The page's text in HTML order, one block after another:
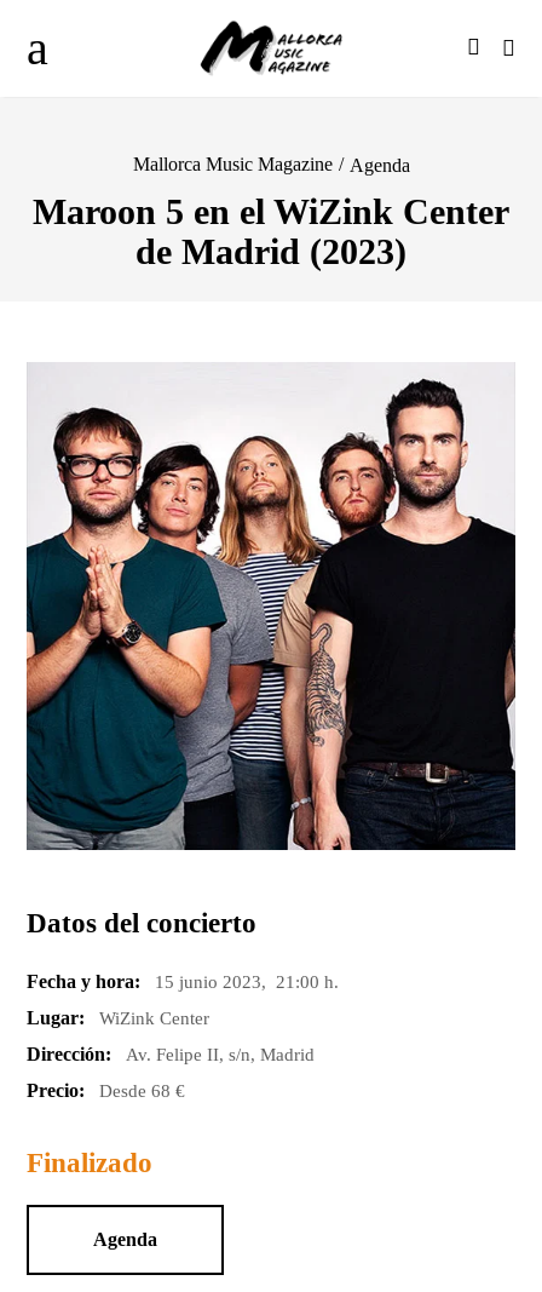
Mallorca Music Magazine / Agenda
Maroon 5 en el WiZink Center
de Madrid (2023)
Datos del concierto
Fecha y hora: 15 junio 2023, 21:00 h.
Lugar: WiZink Center
Dirección: Av. Felipe II, s/n, Madrid
Precio: Desde 68 €
Finalizado
Agenda